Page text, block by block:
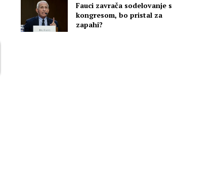
Fauci zavrača sodelovanje s
kongresom, bo pristal za
zapahi?